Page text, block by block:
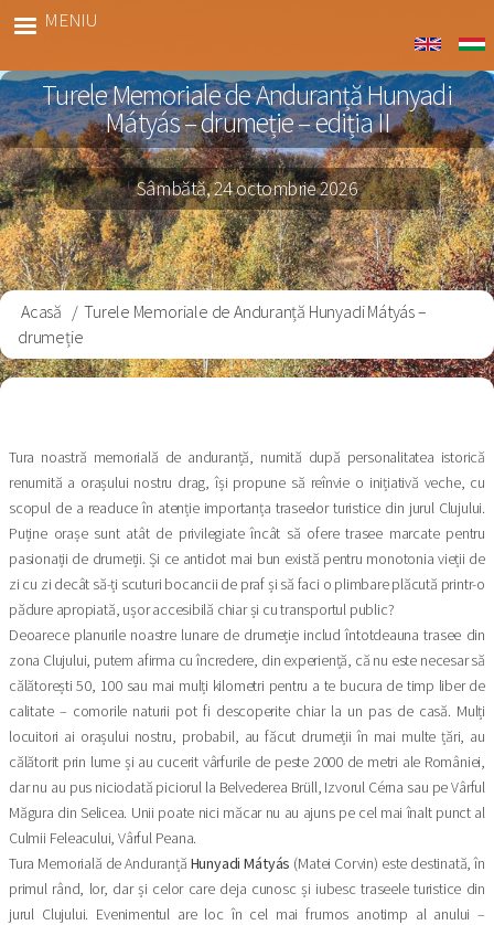
principal
Gyalog
MENIU
Turele Memoriale de Anduranță Hunyadi
Mátyás – drumeție – ediția II
Sâmbătă, 24 octombrie 2026
Breadcrumb
Acasă
Turele Memoriale de Anduranță Hunyadi Mátyás –
drumeție
Tura noastră memorială de anduranță, numită după personalitatea istorică
renumită a orașului nostru drag, își propune să reînvie o inițiativă veche, cu
scopul de a readuce în atenție importanța traseelor turistice din jurul Clujului.
Puține orașe sunt atât de privilegiate încât să ofere trasee marcate pentru
pasionații de drumeții. Și ce antidot mai bun există pentru monotonia vieții de
zi cu zi decât să-ți scuturi bocancii de praf și să faci o plimbare plăcută printr-o
pădure apropiată, ușor accesibilă chiar și cu transportul public?
Deoarece planurile noastre lunare de drumeție includ întotdeauna trasee din
zona Clujului, putem afirma cu încredere, din experiență, că nu este necesar să
călătorești 50, 100 sau mai mulți kilometri pentru a te bucura de timp liber de
calitate – comorile naturii pot fi descoperite chiar la un pas de casă. Mulți
locuitori ai orașului nostru, probabil, au făcut drumeții în mai multe țări, au
călătorit prin lume și au cucerit vârfurile de peste 2000 de metri ale României,
dar nu au pus niciodată piciorul la Belvederea Brüll, Izvorul Cérna sau pe Vârful
Măgura din Selicea. Unii poate nici măcar nu au ajuns pe cel mai înalt punct al
Culmii Feleacului, Vârful Peana.
Tura Memorială de Anduranță Hunyadi Mátyás (Matei Corvin) este destinată, în
primul rând, lor, dar și celor care deja cunosc și iubesc traseele turistice din
jurul Clujului. Evenimentul are loc în cel mai frumos anotimp al anului –